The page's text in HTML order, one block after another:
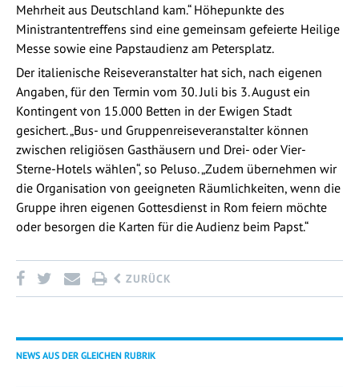
Mehrheit aus Deutschland kam.“ Höhepunkte des
Ministrantentreffens sind eine gemeinsam gefeierte Heilige
Messe sowie eine Papstaudienz am Petersplatz.
Der italienische Reiseveranstalter hat sich, nach eigenen
Angaben, für den Termin vom 30. Juli bis 3. August ein
Kontingent von 15.000 Betten in der Ewigen Stadt
gesichert. „Bus- und Gruppenreiseveranstalter können
zwischen religiösen Gasthäusern und Drei- oder Vier-
Sterne-Hotels wählen“, so Peluso. „Zudem übernehmen wir
die Organisation von geeigneten Räumlichkeiten, wenn die
Gruppe ihren eigenen Gottesdienst in Rom feiern möchte
oder besorgen die Karten für die Audienz beim Papst.“
ZURÜCK
NEWS AUS DER GLEICHEN RUBRIK